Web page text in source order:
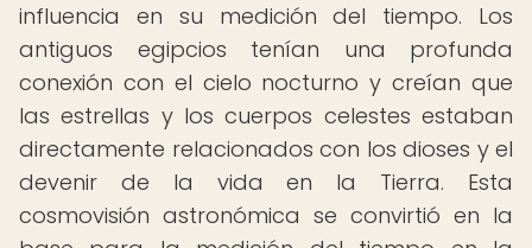
influencia en su medición del tiempo. Los
antiguos egipcios tenían una profunda
conexión con el cielo nocturno y creían que
las estrellas y los cuerpos celestes estaban
directamente relacionados con los dioses y el
devenir de la vida en la Tierra. Esta
cosmovisión astronómica se convirtió en la